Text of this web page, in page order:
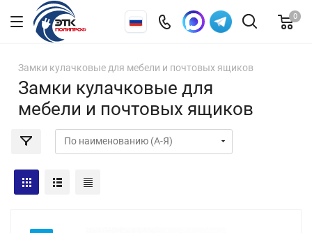
0
Замки кулачковые для мебели и почтовых ящиков
Замки кулачковые для
мебели и почтовых ящиков